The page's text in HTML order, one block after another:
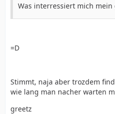
Was interressiert mich mein
=D
Stimmt, naja aber trozdem
wie lang man nacher warten
greetz